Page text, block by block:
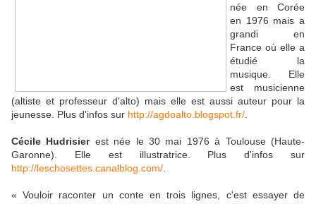
née en Corée
en 1976 mais a
grandi en
France où elle a
étudié la
musique . Elle
est musicienne
(altiste et professeur d'alto) mais elle est aussi auteur pour la
jeunesse. Plus d'infos sur http://agdoalto.blogspot.fr/
Cécile Hudrisierest née le 30 mai 1976 à Toulouse (Haute-
Garonne). Elle est illustratrice. Plus d'infos sur
http://leschosettes.canalblog.com/
« Vouloir raconter un conte en trois lignes, c'est essayer de